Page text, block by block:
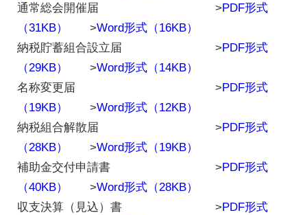
通常総会開催届 >PDF形式
（31KB）
>Word形式（16KB）
納税貯蓄組合設立届 >PDF形式
（29KB）
>Word形式（14KB）
名称変更届 >PDF形式
（19KB）
>Word形式（12KB）
納税組合解散届 >PDF形式
（28KB）
>Word形式（19KB）
補助金交付申請書 >PDF形式
（40KB）
>Word形式（28KB）
収支決算（見込）書 >PDF形式